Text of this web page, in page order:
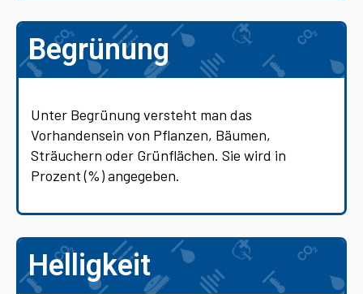
Begrünung
Unter Begrünung versteht man das
Vorhandensein von Pflanzen, Bäumen,
Sträuchern oder Grünflächen. Sie wird in
Prozent (%) angegeben.
Helligkeit